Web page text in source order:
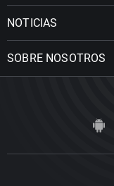
NOTICIAS
SOBRE NOSOTROS